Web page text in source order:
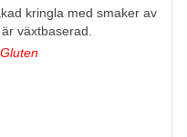
kringla med smaker av
växtbaserad.